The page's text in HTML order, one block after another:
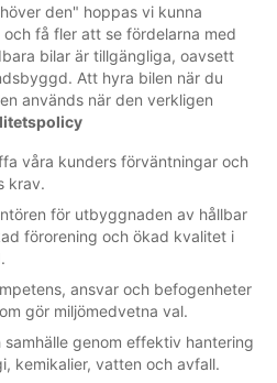
den" hoppas vi kunna
få fler att se fördelarna med
bilar är tillgängliga, oavsett
Att hyra bilen när du
används när den verkligen
våra kunders förväntningar och
krav.
för utbyggnaden av hållbar
förorening och ökad kvalitet i
ansvar och befogenheter
gör miljömedvetna val.
genom effektiv hantering
kemikalier, vatten och avfall.